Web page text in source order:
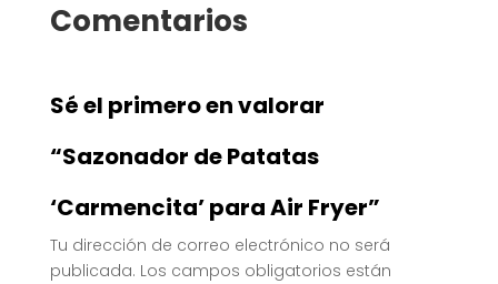
Comentarios
Sé el primero en valorar
“Sazonador de Patatas
‘Carmencita’ para Air Fryer”
Tu dirección de correo electrónico no será
publicada. Los campos obligatorios están